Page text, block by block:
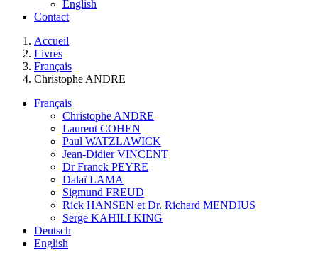
English
Contact
You are here:
Accueil
Livres
Français
Christophe ANDRE
Français
Christophe ANDRE
Laurent COHEN
Paul WATZLAWICK
Jean-Didier VINCENT
Dr Franck PEYRE
Dalaï LAMA
Sigmund FREUD
Rick HANSEN et Dr. Richard MENDIUS
Serge KAHILI KING
Deutsch
English